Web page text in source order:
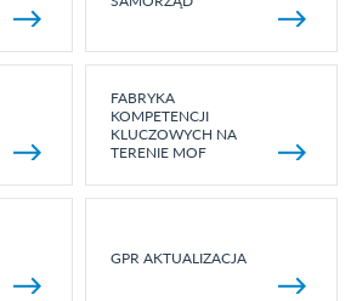
FABRYKA
KOMPETENCJI
KLUCZOWYCH NA
TERENIE MOF
GPR AKTUALIZACJA